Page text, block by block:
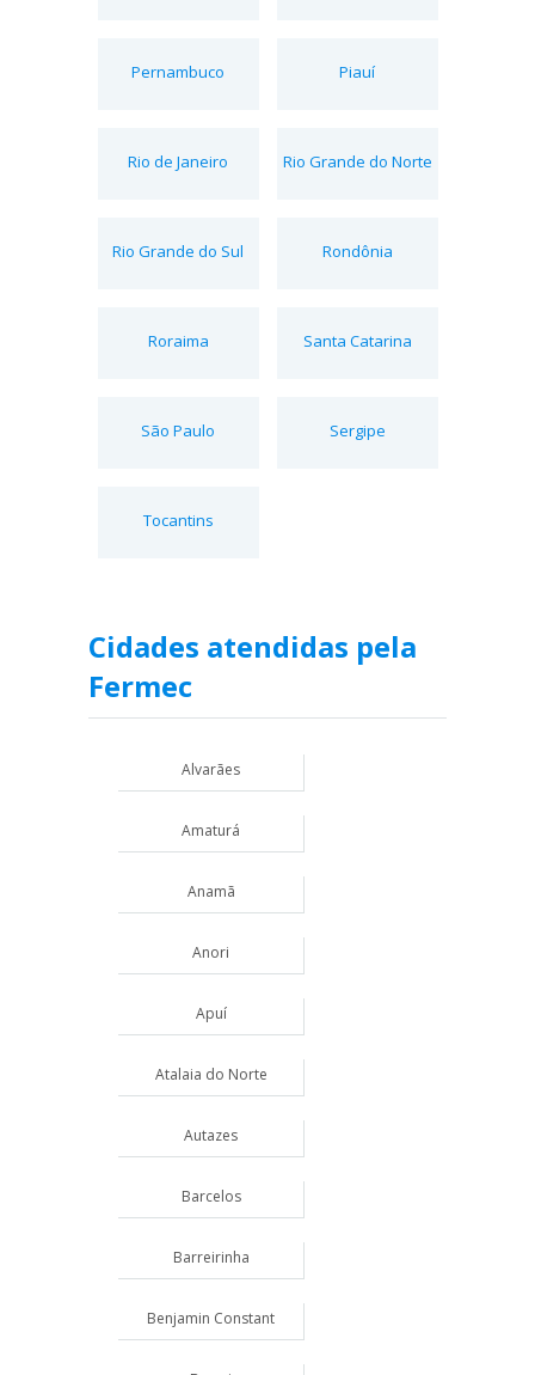
Pernambuco Piauí
Rio de Janeiro Rio Grande do Norte
Rio Grande do Sul Rondônia
Roraima Santa Catarina
São Paulo Sergipe
Tocantins
Cidades atendidas pela
Fermec
Alvarães
Amaturá
Anamã
Anori
Apuí
Atalaia do Norte
Autazes
Barcelos
Barreirinha
Benjamin Constant